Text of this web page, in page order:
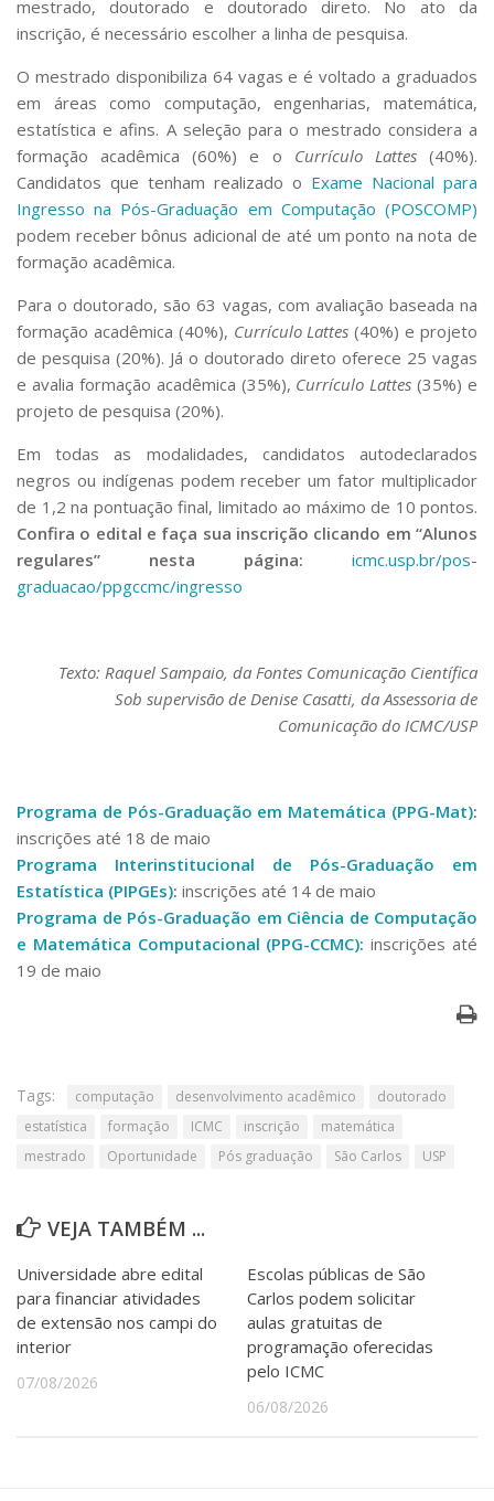
mestrado, doutorado e doutorado direto. No ato da
inscrição, é necessário escolher a linha de pesquisa.
O mestrado disponibiliza 64 vagas e é voltado a graduados
em áreas como computação, engenharias, matemática,
estatística e afins. A seleção para o mestrado considera a
formação acadêmica (60%) e o Currículo Lattes(40%).
Candidatos que tenham realizado o Exame Nacional para
Ingresso na Pós-Graduação em Computação (POSCOMP)
podem receber bônus adicional de até um ponto na nota de
formação acadêmica.
Para o doutorado, são 63 vagas, com avaliação baseada na
formação acadêmica (40%), Currículo Lattes (40%) e projeto
de pesquisa (20%). Já o doutorado direto oferece 25 vagas
e avalia formação acadêmica (35%), Currículo Lattes (35%) e
projeto de pesquisa (20%).
Em todas as modalidades, candidatos autodeclarados
negros ou indígenas podem receber um fator multiplicador
de 1,2 na pontuação final, limitado ao máximo de 10 pontos.
Confira o edital e faça sua inscrição clicando em “Alunos
regulares” nesta página: icmc.usp.br/pos-
graduacao/ppgccmc/ingresso
Texto: Raquel Sampaio, da Fontes Comunicação Científica
Sob supervisão de Denise Casatti, da Assessoria de
Comunicação do ICMC/USP
Programa de Pós-Graduação em Matemática (PPG-Mat):
inscrições até 18 de maio
Programa Interinstitucional de Pós-Graduação em
Estatística (PIPGEs): inscrições até 14 de maio
Programa de Pós-Graduação em Ciência de Computação
e Matemática Computacional (PPG-CCMC): inscrições até
19 de maio
Tags: computação desenvolvimento acadêmico
doutorado
estatística
formação ICMC inscrição
matemática
mestrado
Oportunidade Pós graduação São Carlos USP
VEJA TAMBÉM ...
Universidade abre edital
para financiar atividades
de extensão nos campi do
interior
07/08/2026
Escolas públicas de São
Carlos podem solicitar
aulas gratuitas de
programação oferecidas
pelo ICMC
06/08/2026